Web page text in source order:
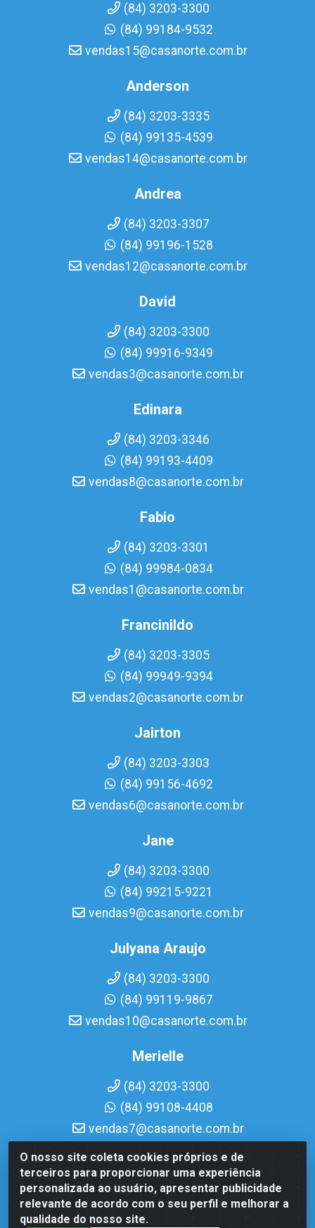
O nosso site coleta cookies próprios e de
terceiros para proporcionar uma experiência
personalizada ao usuário, apresentar publicidade
relevante de acordo com o seu perfil e melhorar a
qualidade do nosso site.
(84) 3203-3300
(84) 99184-9532
vendas15@casanorte.com.br
Anderson
(84) 3203-3335
(84) 99135-4539
vendas14@casanorte.com.br
Andrea
(84) 3203-3307
(84) 99196-1528
vendas12@casanorte.com.br
David
(84) 3203-3300
(84) 99916-9349
vendas3@casanorte.com.br
Edinara
(84) 3203-3346
(84) 99193-4409
vendas8@casanorte.com.br
Fabio
(84) 3203-3301
(84) 99984-0834
vendas1@casanorte.com.br
Francinildo
(84) 3203-3305
(84) 99949-9394
vendas2@casanorte.com.br
Jairton
(84) 3203-3303
(84) 99156-4692
vendas6@casanorte.com.br
Jane
(84) 3203-3300
(84) 99215-9221
vendas9@casanorte.com.br
Julyana Araujo
(84) 3203-3300
(84) 99119-9867
vendas10@casanorte.com.br
Merielle
(84) 3203-3300
(84) 99108-4408
vendas7@casanorte.com.br
Casa Norte LTDA - Av. Interventor Mário Câmara, 1815 -
Dix-Sept Rosado, Natal/RN - CEP 59054-600 - CNPJ
08.713.513/0001-51